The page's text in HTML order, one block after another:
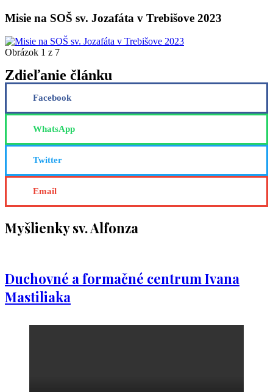
Misie na SOŠ sv. Jozafáta v Trebišove 2023
Obrázok 1 z 7
Zdieľanie článku
Facebook
WhatsApp
Twitter
Email
Myšlienky sv. Alfonza
Duchovné a formačné centrum Ivana
Mastiliaka